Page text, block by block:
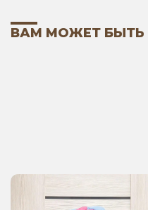
ВАМ МОЖЕТ БЫТЬ